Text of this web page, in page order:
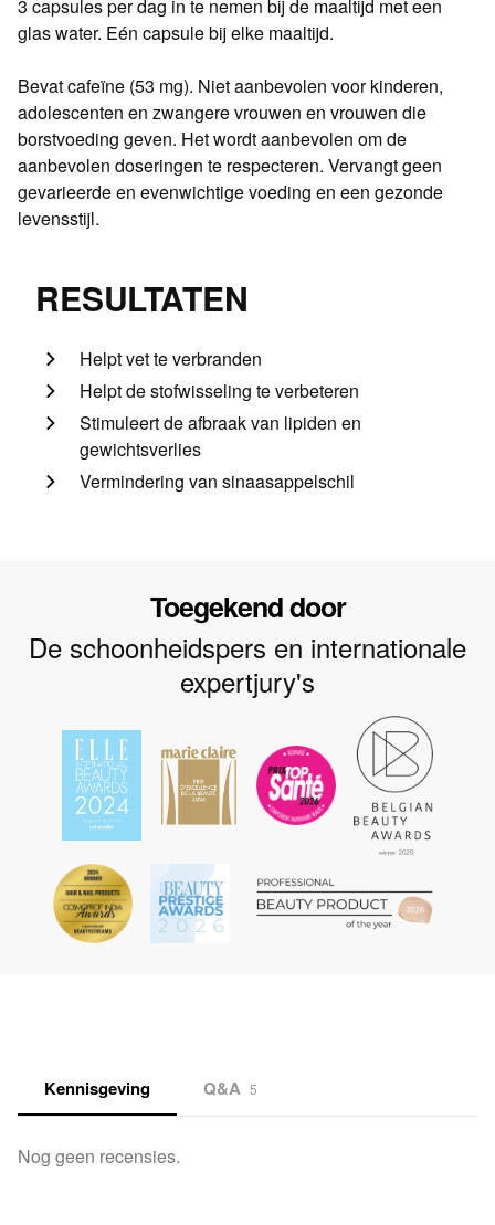
3 capsules per dag in te nemen bij de maaltijd met een
glas water. Eén capsule bij elke maaltijd.
Bevat cafeïne (53 mg). Niet aanbevolen voor kinderen,
adolescenten en zwangere vrouwen en vrouwen die
borstvoeding geven. Het wordt aanbevolen om de
aanbevolen doseringen te respecteren. Vervangt geen
gevarieerde en evenwichtige voeding en een gezonde
levensstijl.
RESULTATEN
Helpt vet te verbranden
Helpt de stofwisseling te verbeteren
Stimuleert de afbraak van lipiden en
gewichtsverlies
Vermindering van sinaasappelschil
Toegekend door
De schoonheidspers en internationale
expertjury's
Kennisgeving Q&A 5
Nog geen recensies.